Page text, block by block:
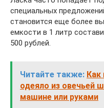
специальных
становится еще более
емкости в 1 литр
500 рублей.
Читайте также: Как
одеяло из овечьей
машине или руками